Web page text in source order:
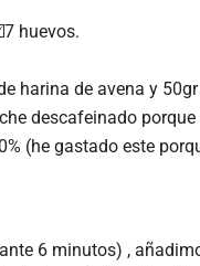
huevos.
harina de avena y
descafeinado
(he gastado este
6 minutos) ,